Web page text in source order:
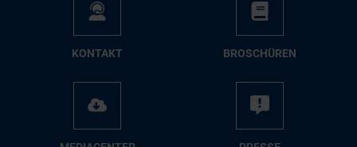
KON­TAKT BRO­SCHÜ­REN